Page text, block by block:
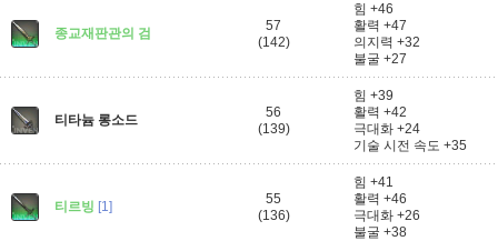
종교재판관의 검
57
(142)
힘 +46
활력 +47
의지력 +32
불굴 +27
티타늄 롱소드
56
(139)
힘 +39
활력 +42
극대화 +24
기술 시전 속도 +35
티르빙 [1]
55
(136)
힘 +41
활력 +46
극대화 +26
불굴 +38